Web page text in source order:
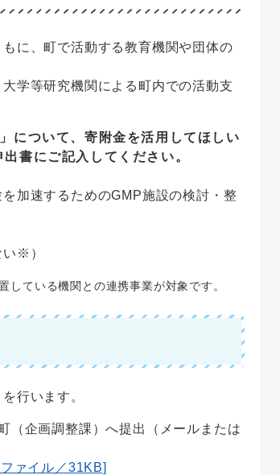
に、町で活動する教育機関や団体の
学等研究機関による町内での活動支
について、寄附金を活用してほしい
書にご記入してください。
加速するためのGMP施設の検討・整
※）
ている機関との連携事業が対象です。
行います。
（企画調整課）へ提出（メールまたは
ァイル／31KB]